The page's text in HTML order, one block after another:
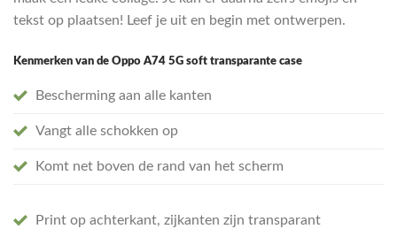
tekst op plaatsen! Leef je uit en begin met ontwerpen.
Kenmerken van de Oppo A74 5G soft transparante case
Bescherming aan alle kanten
Vangt alle schokken op
Komt net boven de rand van het scherm
Print op achterkant, zijkanten zijn transparant